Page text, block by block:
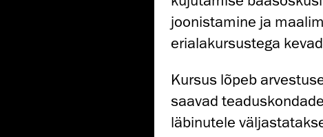
joonistamine ja
erialakursustega
Kursus lõpeb
saavad
läbinutele